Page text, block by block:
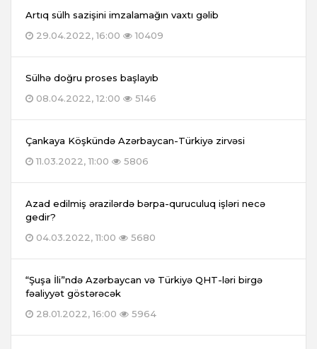
Artıq sülh sazişini imzalamağın vaxtı gəlib
29.04.2022, 16:00
10409
Sülhə doğru proses başlayıb
08.04.2022, 12:00
5146
Çankaya Köşkündə Azərbaycan-Türkiyə zirvəsi
11.03.2022, 11:00
5806
Azad edilmiş ərazilərdə bərpa-quruculuq işləri necə
gedir?
04.03.2022, 11:00
5680
“Şuşa İli”ndə Azərbaycan və Türkiyə QHT-ləri birgə
fəaliyyət göstərəcək
28.01.2022, 16:00
5964